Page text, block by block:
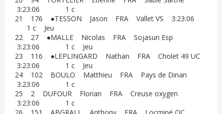
3:23:06 1 c
21 176 ●TESSON Jason FRA Vallet VS 3:23:06
1 c Jeu
22 27 ●MALLE Nicolas FRA Sojasun Esp
3:23:06 1 c Jeu
23 116 ●LEPLINGARD Nathan FRA Cholet 49 UC
3:23:06 1 c Jeu
24 102 BOULO Matthieu FRA Pays de Dinan
3:23:06 1 c
25 2 DUFOUR Florian FRA Creuse oxygen
3:23:06 1 c